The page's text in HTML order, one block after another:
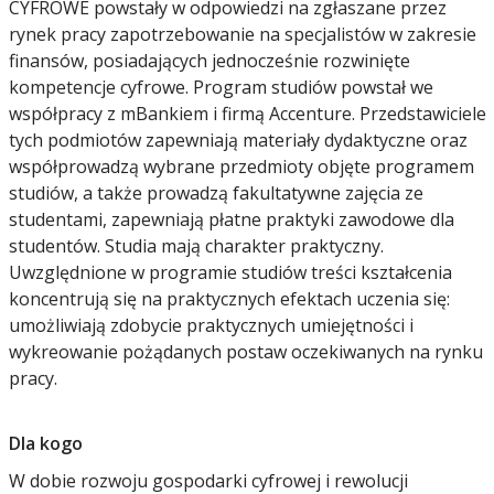
CYFROWE powstały w odpowiedzi na zgłaszane przez
rynek pracy zapotrzebowanie na specjalistów w zakresie
finansów, posiadających jednocześnie rozwinięte
kompetencje cyfrowe. Program studiów powstał we
współpracy z mBankiem i firmą Accenture. Przedstawiciele
tych podmiotów zapewniają materiały dydaktyczne oraz
współprowadzą wybrane przedmioty objęte programem
studiów, a także prowadzą fakultatywne zajęcia ze
studentami, zapewniają płatne praktyki zawodowe dla
studentów. Studia mają charakter praktyczny.
Uwzględnione w programie studiów treści kształcenia
koncentrują się na praktycznych efektach uczenia się:
umożliwiają zdobycie praktycznych umiejętności i
wykreowanie pożądanych postaw oczekiwanych na rynku
pracy.
Dla kogo
W dobie rozwoju gospodarki cyfrowej i rewolucji